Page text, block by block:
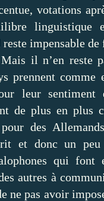
votations
linguistique
impensable
il n’en reste
prennent
leur sentiment
de plus en plus
des
et donc un peu
qui font
autres à
ne pas avoir